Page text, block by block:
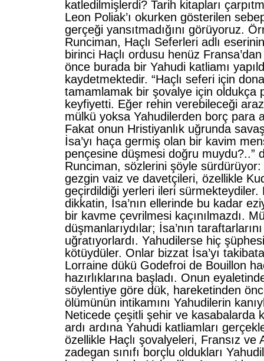
katledilmişlerdi? Tarih kitapları
Leon Poliak’ı okurken gösterilen
gerçeği yansıtmadığını görüyoruz.
Runciman, Haçlı Seferleri adlı
birinci Haçlı ordusu henüz
önce burada bir Yahudi katliamı
kaydetmektedir. “Haçlı seferi için
tamamlamak bir şovalye için oldukça
keyfiyetti. Eğer rehin verebileceği
mülkü yoksa Yahudilerden borç para
Fakat onun Hristiyanlık uğrunda
İsa’yı haça germiş olan bir kavim
pençesine düşmesi doğru muydu?..”
Runciman, sözlerini şöyle sürdürüyor:
gezgin vaiz ve davetçileri, özellikle
geçirdildiği yerleri ileri sürmekteydiler.
dikkatin, İsa’nın ellerinde bu kadar
bir kavme çevrilmesi kaçınılmazdı.
düşmanlarıydılar; İsa’nın
uğratıyorlardı. Yahudilerse hiç
kötüydüler. Onlar bizzat İsa’yı
Lorraine dükü Godefroi de Bouillon
hazırlıklarına başladı. Onun
söylentiye göre dük, hareketinden
ölümünün intikamını Yahudilerin
Neticede çeşitli şehir ve kasabalarda
ardı ardına Yahudi katliamları
özellikle Haçlı şovalyeleri, Fransız ve
zadegan sınıfı borçlu oldukları